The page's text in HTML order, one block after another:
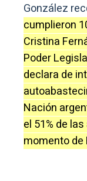
González
cumplieron
Cristina
Poder
declara de
Nación
el 51% de
momento de